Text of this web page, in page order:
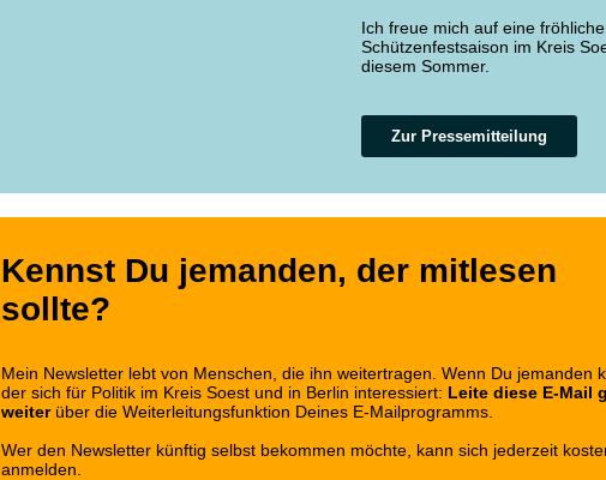
Ich freue mich auf eine fröhliche
Schützenfestsaison im Kreis
diesem Sommer.
Zur Pressemitteilung
Kennst Du jemanden, der mitlesen
sollte?
Mein Newsletter lebt von Menschen, die ihn weitertragen. Wenn Du jemanden
der sich für Politik im Kreis Soest und in Berlin interessiert: Leite diese E-Mail
weiter über die Weiterleitungsfunktion Deines E-Mailprogramms.
Wer den Newsletter künftig selbst bekommen möchte, kann sich jederzeit
anmelden.